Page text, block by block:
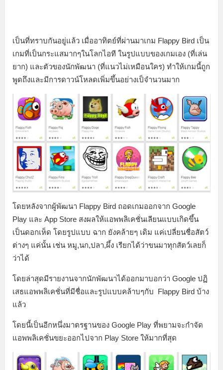
เป็นที่ทราบกันอยู่แล้ว เมื่ออาทิตย์ที่ผ่านมาเกม Flappy Bird เป็น
เกมที่เป็นกระแสมากๆในโลกไอที ในรูปแบบของเกมเอง (ที่เล่น
ยาก) และตัวของนักพัฒนา (ที่แนวไม่เหมือนใคร) ทำให้เกมนี้ถูก
พูดถึงและมีการดาวน์โหลดเพิ่มขึ้นอย่างเป็จำนวนมาก
โดยหลังจากผู้พัฒนา Flappy Bird ถอดเกมออกจาก Google
Play และ App Store สงผลให้แอพพลิเคชั่นเลียนแบบเกิดขึ้น
เป็นดอกเห็ด โดยรูปแบบ ฉาก ยังคล้ายๆ เดิม แค่เปลี่ยนชื่อสัตว์
ต่างๆ แค่นั้น เช่น หมู,นก,ปลา,ผึ้ง เรียกได้ว่าขนมาทุกสัตว์เลยก็
ว่าได้
โดยล่าสุดมีรายงานจากนักพัฒนาได้ออกมาบอกว่า Google ปฏิ
เสธแอพพลิเคชั่นที่มีชื่อและรูปแบบคล้าบๆกับ Flappy Bird บ้าง
แล้ว
โดยนี้เป็นอีกหนึ่งมาตรฐานของ Google Play ที่พยามจะกำจัด
แอพพลิเคชั่นขยะออกไปจาก Play Store ให้มากที่สุด